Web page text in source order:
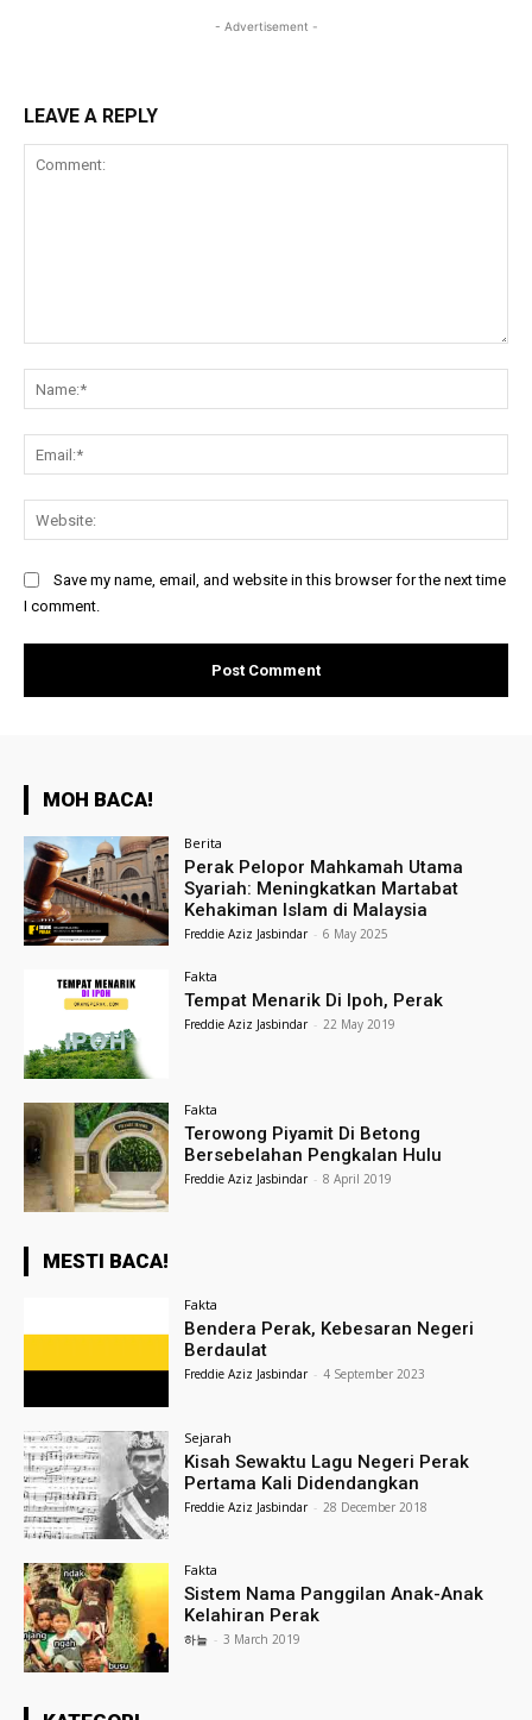
- Advertisement -
LEAVE A REPLY
Save my name, email, and website in this browser for the next time
I comment.
MOH BACA!
Berita
Perak Pelopor Mahkamah Utama
Syariah: Meningkatkan Martabat
Kehakiman Islam di Malaysia
Freddie Aziz Jasbindar - 6 May 2025
Fakta
Tempat Menarik Di Ipoh, Perak
Freddie Aziz Jasbindar - 22 May 2019
Fakta
Terowong Piyamit Di Betong
Bersebelahan Pengkalan Hulu
Freddie Aziz Jasbindar - 8 April 2019
MESTI BACA!
Fakta
Bendera Perak, Kebesaran Negeri
Berdaulat
Freddie Aziz Jasbindar - 4 September 2023
Sejarah
Kisah Sewaktu Lagu Negeri Perak
Pertama Kali Didendangkan
Freddie Aziz Jasbindar - 28 December 2018
Fakta
Sistem Nama Panggilan Anak-Anak
Kelahiran Perak
하늘 - 3 March 2019